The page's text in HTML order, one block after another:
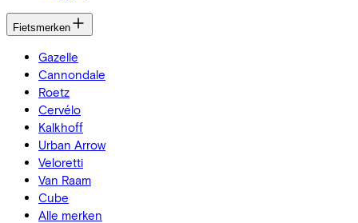
Fietsmerken
Gazelle
Cannondale
Roetz
Cervélo
Kalkhoff
Urban Arrow
Veloretti
Van Raam
Cube
Alle merken